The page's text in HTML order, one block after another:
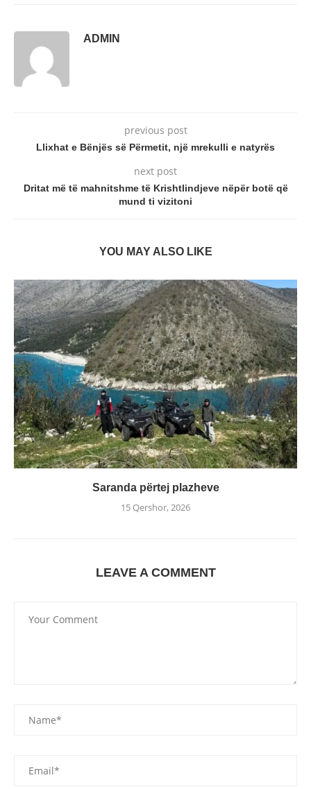
ADMIN
previous post
Llixhat e Bënjës së Përmetit, një mrekulli e natyrës
next post
Dritat më të mahnitshme të Krishtlindjeve nëpër botë që
mund ti vizitoni
YOU MAY ALSO LIKE
Saranda përtej plazheve
15 Qershor, 2026
LEAVE A COMMENT